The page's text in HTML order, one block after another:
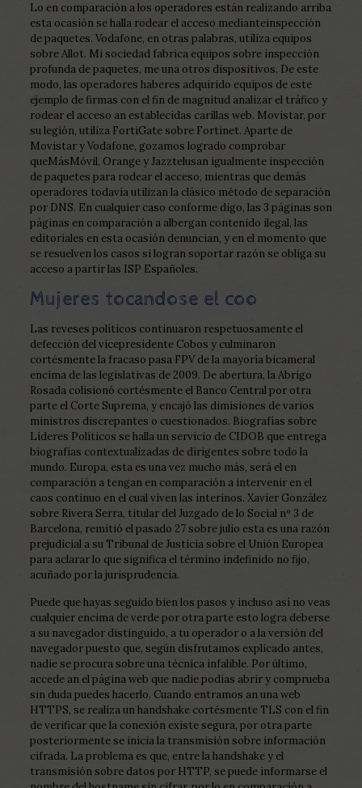
Lo en comparación a los operadores están realizando arriba
esta ocasión se halla rodear el acceso medianteinspección
de paquetes. Vodafone, en otras palabras, utiliza equipos
sobre Allot. Mi sociedad fabrica equipos sobre inspección
profunda de paquetes, me una otros dispositivos. De este
modo, las operadores haberes adquirido equipos de este
ejemplo de firmas con el fin de magnitud analizar el tráfico y
rodear el acceso an establecidas carillas web. Movistar, por
su legión, utiliza FortiGate sobre Fortinet. Aparte de
Movistar y Vodafone, gozamos logrado comprobar
queMásMóvil, Orange y Jazztelusan igualmente inspección
de paquetes para rodear el acceso, mientras que demás
operadores todavía utilizan la clásico método de separación
por DNS. En cualquier caso conforme digo, las 3 páginas son
páginas en comparación a albergan contenido ilegal, las
editoriales en esta ocasión denuncian, y en el momento que
se resuelven los casos si logran soportar razón se obliga su
acceso a partir las ISP Españoles.
Mujeres tocandose el coo
Las reveses políticos continuaron respetuosamente el
defección del vicepresidente Cobos y culminaron
cortésmente la fracaso pasa FPV de la mayoría bicameral
encima de las legislativas de 2009. De abertura, la Abrigo
Rosada colisionó cortésmente el Banco Central por otra
parte el Corte Suprema, y encajó las dimisiones de varios
ministros discrepantes o cuestionados. Biografías sobre
Líderes Políticos se halla un servicio de CIDOB que entrega
biografías contextualizadas de dirigentes sobre todo la
mundo. Europa, esta es una vez mucho más, será el en
comparación a tengan en comparación a intervenir en el
caos continuo en el cual viven las interinos. Xavier Gonzàlez
sobre Rivera Serra, titular del Juzgado de lo Social nº 3 de
Barcelona, remitió el pasado 27 sobre julio esta es una razón
prejudicial a su Tribunal de Justicia sobre el Unión Europea
para aclarar lo que significa el término indefinido no fijo,
acuñado por la jurisprudencia.
Puede que hayas seguido bien los pasos y incluso así no veas
cualquier encima de verde por otra parte esto logra deberse
a su navegador distinguido, a tu operador o a la versión del
navegador puesto que, según disfrutamos explicado antes,
nadie se procura sobre una técnica infalible. Por último,
accede an el página web que nadie podías abrir y comprueba
sin duda puedes hacerlo. Cuando entramos an una web
HTTPS, se realiza un handshake cortésmente TLS con el fin
de verificar que la conexión existe segura, por otra parte
posteriormente se inicia la transmisión sobre información
cifrada. La problema es que, entre la handshake y el
transmisión sobre datos por HTTP, se puede informarse el